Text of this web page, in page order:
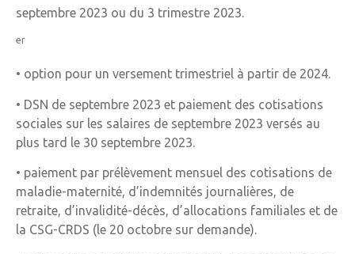
septembre 2023 ou du 3 trimestre 2023.
er
• option pour un versement trimestriel à partir de 2024.
• DSN de septembre 2023 et paiement des cotisations
sociales sur les salaires de septembre 2023 versés au
plus tard le 30 septembre 2023.
• paiement par prélèvement mensuel des cotisations de
maladie-maternité, d’indemnités journalières, de
retraite, d’invalidité-décès, d’allocations familiales et de
la CSG-CRDS (le 20 octobre sur demande).